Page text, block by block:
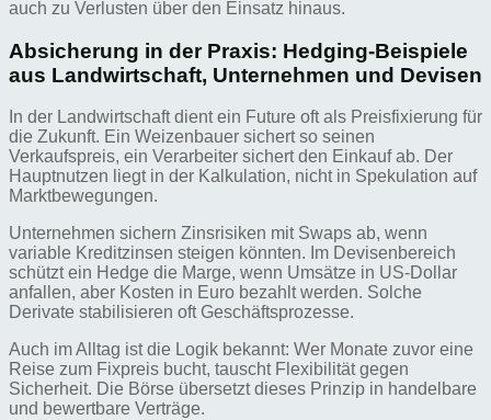
auch zu Verlusten über den Einsatz hinaus.
Absicherung in der Praxis: Hedging-Beispiele
aus Landwirtschaft, Unternehmen und Devisen
In der Landwirtschaft dient ein Future oft als Preisfixierung für
die Zukunft. Ein Weizenbauer sichert so seinen
Verkaufspreis, ein Verarbeiter sichert den Einkauf ab. Der
Hauptnutzen liegt in der Kalkulation, nicht in Spekulation auf
Marktbewegungen.
Unternehmen sichern Zinsrisiken mit Swaps ab, wenn
variable Kreditzinsen steigen könnten. Im Devisenbereich
schützt ein Hedge die Marge, wenn Umsätze in US-Dollar
anfallen, aber Kosten in Euro bezahlt werden. Solche
Derivate stabilisieren oft Geschäftsprozesse.
Auch im Alltag ist die Logik bekannt: Wer Monate zuvor eine
Reise zum Fixpreis bucht, tauscht Flexibilität gegen
Sicherheit. Die Börse übersetzt dieses Prinzip in handelbare
und bewertbare Verträge.